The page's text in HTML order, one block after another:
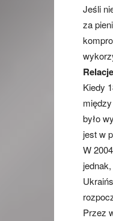
Jeśli
za
Kiedy
było
jest w
W
Przez